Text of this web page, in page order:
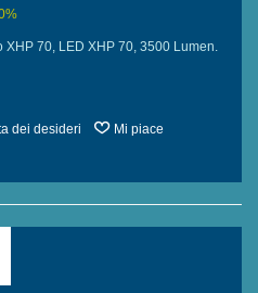
70, LED XHP 70, 3500 Lumen.
dei desideri
Mi piace